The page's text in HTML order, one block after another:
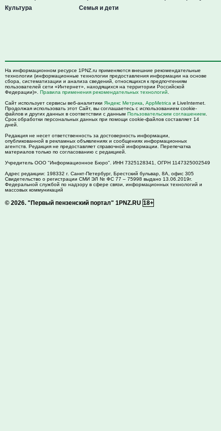
Культура
Семья и дети
На информационном ресурсе 1PNZ.ru применяются внешние рекомендательные
технологии (информационные технологии предоставления информации на основе
сбора, систематизации и анализа сведений, относящихся к предпочтениям
пользователей сети «Интернет», находящихся на территории Российской
Федерации)». Правила применения рекомендательных технологий
Сайт использует сервисы веб-аналитики Яндекс Метрика AppMetrica и LiveInternet.
Продолжая использовать этот Сайт, вы соглашаетесь с использованием cookie-
файлов и других данных в соответствии с данным Пользовательским соглашением
Срок обработки персональных данных при помощи cookie-файлов составляет 14
дней.
Редакция не несет ответственность за достоверность информации,
опубликованной в рекламных объявлениях и сообщениях информационных
агентств. Редакция не предоставляет справочной информации. Перепечатка
материалов только по согласованию с редакцией.
Учредитель ООО "Информационное Бюро". ИНН 7325128341, ОГРН 1147325002549
Адрес редакции: 198332 г. Санкт-Петербург, Брестский бульвар, 8А, офис 305
Свидетельство о регистрации СМИ ЭЛ № ФС 77 – 75998 выдано 13.06.2019г.
Федеральной службой по надзору в сфере связи, информационных технологий и
массовых коммуникаций
© 2026. "Первый пензенский портал" 1PNZ.RU 18+